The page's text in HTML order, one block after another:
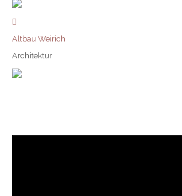
Altbau Weirich
Architektur